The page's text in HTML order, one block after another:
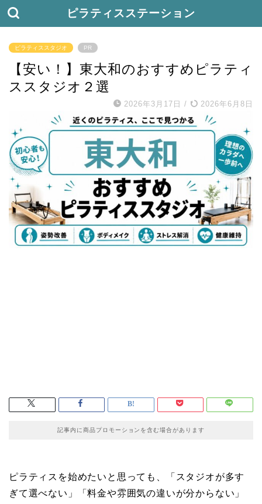
ピラティスステーション
ピラティススタジオ PR
【安い！】東大和のおすすめピラティ
ススタジオ２選
2026年3月17日 / 2026年6月8日
記事内に商品プロモーションを含む場合があります
ピラティスを始めたいと思っても、「スタジオが多す
ぎて選べない」「料金や雰囲気の違いが分からない」